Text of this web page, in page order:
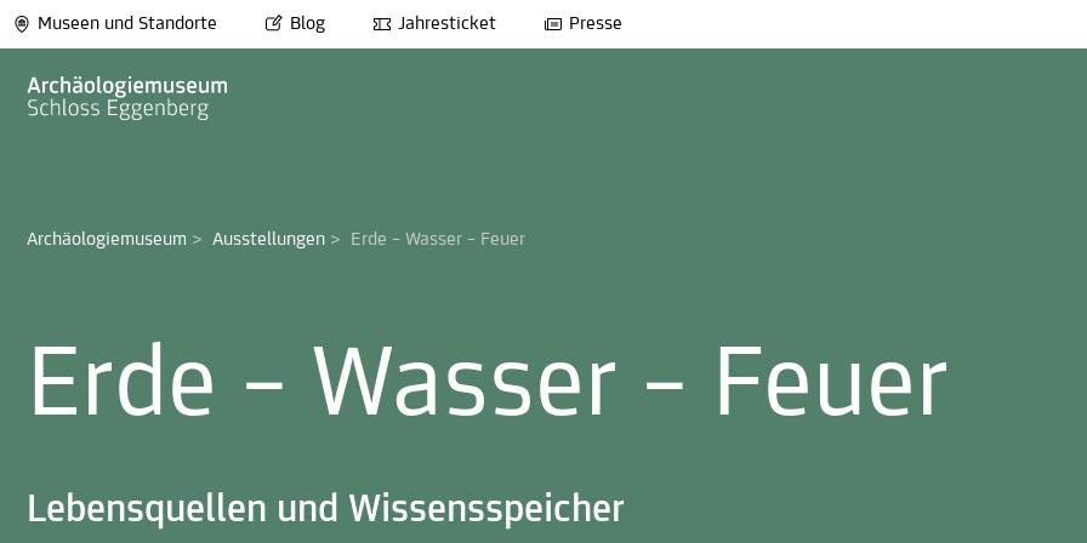
Museen und Standorte Blog Jahresticket Presse
Archäologiemuseum > Ausstellungen > Erde – Wasser – Feuer
Erde – Wasser – Feuer
Lebensquellen und Wissensspeicher